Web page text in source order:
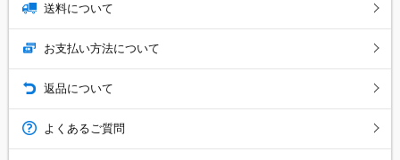
送料について
お支払い方法について
返品について
よくあるご質問